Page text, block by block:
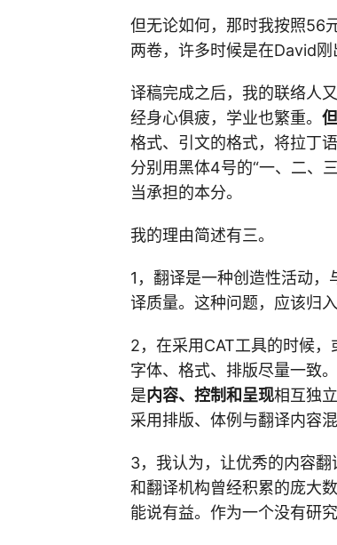
但无论如何，那时我按照56
两卷，许多时候是在David刚
译稿完成之后，我的联络人
经身心俱疲，学业也繁重。
格式、引文的格式，将拉丁
分别用黑体4号的“一、二、
当承担的本分。
我的理由简述有三。
1，翻译是一种创造性活动
译质量。这种问题，应该归
2，在采用CAT工具的时候
字体、格式、排版尽量一致
是内容、控制和呈现相互独
采用排版、体例与翻译内容
3，我认为，让优秀的内容
和翻译机构曾经积累的庞大
能说有益。作为一个没有研